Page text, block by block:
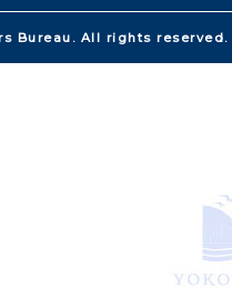
Bureau. All rights reserved.